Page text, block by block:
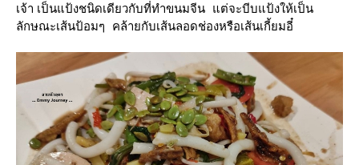
เจ้า เป็นแป้งชนิดเดียวกับที่ทำขนมจีน แต่จะบีบแป้งให้เป็น
ลักษณะเส้นป้อมๆ คล้ายกับเส้นลอดช่องหรือเส้นเกี้ยมอี๋